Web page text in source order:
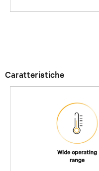
Caratteristiche